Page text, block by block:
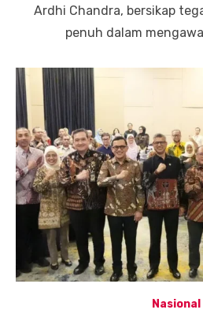
Ardhi Chandra, bersikap
penuh dalam
Nasional